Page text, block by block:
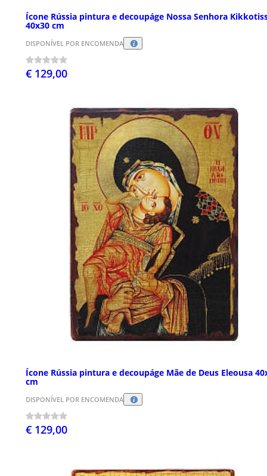
Ícone Rússia pintura e decoupáge Nossa Senhora
40x30 cm
DISPONÍVEL POR ENCOMENDA
€ 129,00
Ícone Rússia pintura e decoupáge Mãe de Deus Eleousa
cm
DISPONÍVEL POR ENCOMENDA
€ 129,00